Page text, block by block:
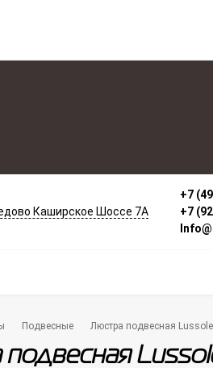
Каширское Шоссе 7А
+7
+7
Подвесные Люстра подвесная